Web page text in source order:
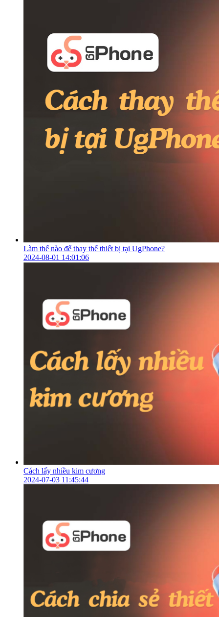
Làm thế nào để thay thế thiết bị tại UgPhone?
2024-08-01 14:01:06
Cách lấy nhiều kim cương
2024-07-03 11:45:44